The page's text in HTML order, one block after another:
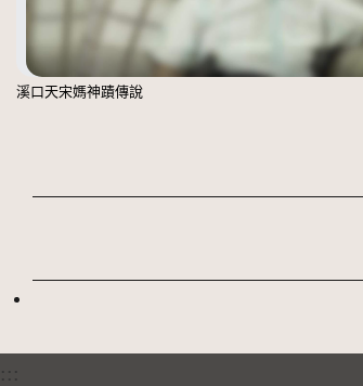
溪口天宋媽神蹟傳說
:::